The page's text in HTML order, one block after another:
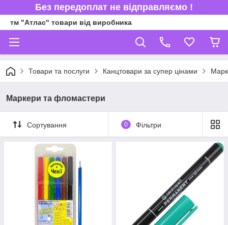
Без передоплат не відправляємо !
тм "Атлас" товари від виробника
Товари та послуги Канцтовари за супер цінами
Маркери та фломастери
Сортування 0 Фільтри